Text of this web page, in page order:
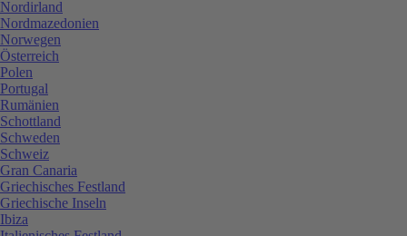
Nordirland
Nordmazedonien
Norwegen
Österreich
Polen
Portugal
Rumänien
Schottland
Schweden
Schweiz
Gran Canaria
Griechisches Festland
Griechische Inseln
Ibiza